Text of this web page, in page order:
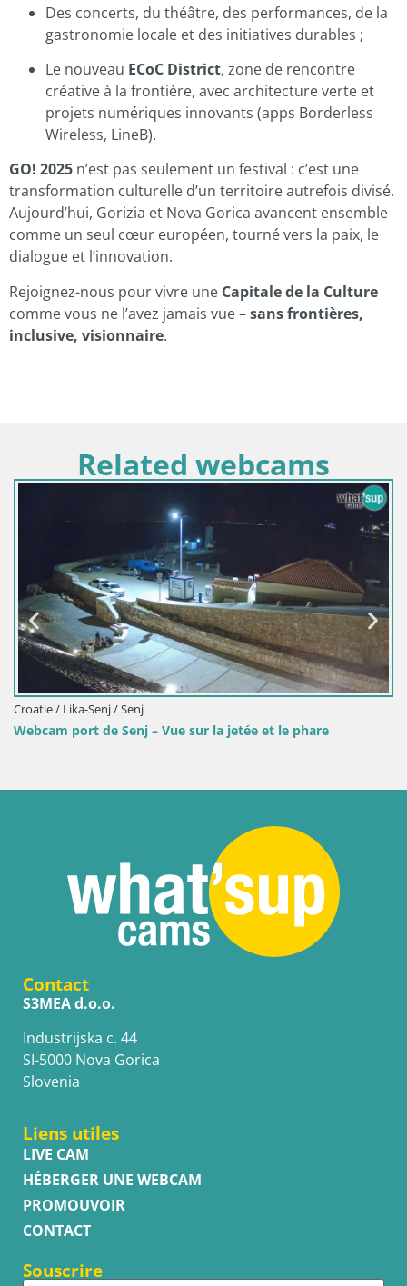
Des concerts, du théâtre, des performances, de la
gastronomie locale et des initiatives durables ;
Le nouveau ECoC District, zone de rencontre
créative à la frontière, avec architecture verte et
projets numériques innovants (apps Borderless
Wireless, LineB).
GO! 2025 n’est pas seulement un festival : c’est une
transformation culturelle d’un territoire autrefois divisé.
Aujourd’hui, Gorizia et Nova Gorica avancent ensemble
comme un seul cœur européen, tourné vers la paix, le
dialogue et l’innovation.
Rejoignez-nous pour vivre une Capitale de la Culture
comme vous ne l’avez jamais vue –sans frontières,
inclusive, visionnaire.
Related webcams
Croatie / Lika-Senj / Senj
Webcam port de Senj – Vue sur la jetée et le phare
Contact
S3MEA d.o.o.
Industrijska c. 44
SI-5000 Nova Gorica
Slovenia
Liens utiles
LIVE CAM
HÉBERGER UNE WEBCAM
PROMOUVOIR
CONTACT
Souscrire